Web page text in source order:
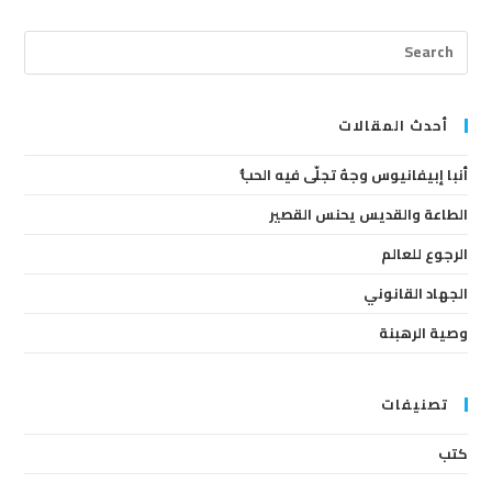
أحدث المقالات
أنبا إبيفانيوس وجهٌ تجلّى فيه الحبُّ
الطاعة والقديس يحنس القصير
الرجوع للعالم
الجهاد القانوني
وصية الرهبنة
تصنيفات
كتب